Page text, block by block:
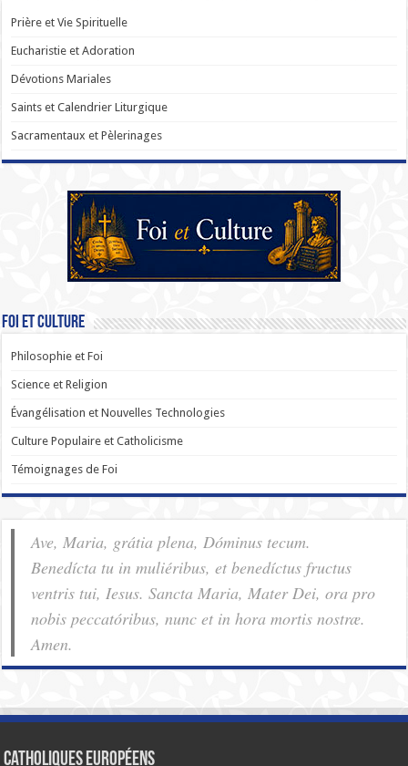
Prière et Vie Spirituelle
Eucharistie et Adoration
Dévotions Mariales
Saints et Calendrier Liturgique
Sacramentaux et Pèlerinages
Foi et Culture
Philosophie et Foi
Science et Religion
Évangélisation et Nouvelles Technologies
Culture Populaire et Catholicisme
Témoignages de Foi
Ave, Maria, grátia plena, Dóminus tecum.
Benedícta tu in muliéribus, et benedíctus fructus
ventris tui, Iesus. Sancta Maria, Mater Dei, ora pro
nobis pec­ca­tóribus, nunc et in hora mortis nostræ.
Amen.
Catholiques européens